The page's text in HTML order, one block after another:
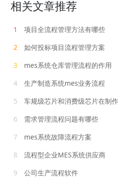
相关文章推荐
1
项目全流程管理方法有哪些
2
如何投标项目流程管理方案
3
mes系统仓库管理流程的作用
4
生产制造系统mes业务流程
5
车规级芯片和消费级芯片在制
6
需求管理流程问题有哪些
7
mes系统故障流程方案
8
流程型企业MES系统供应商
9
公司生产流程软件